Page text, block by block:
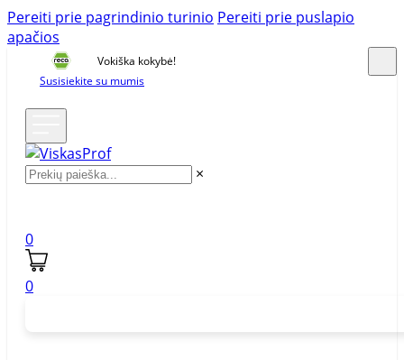
Pereiti prie pagrindinio turinio Pereiti prie puslapio
apačios
Vokiška kokybė!
Susisiekite su mumis
×
0
0